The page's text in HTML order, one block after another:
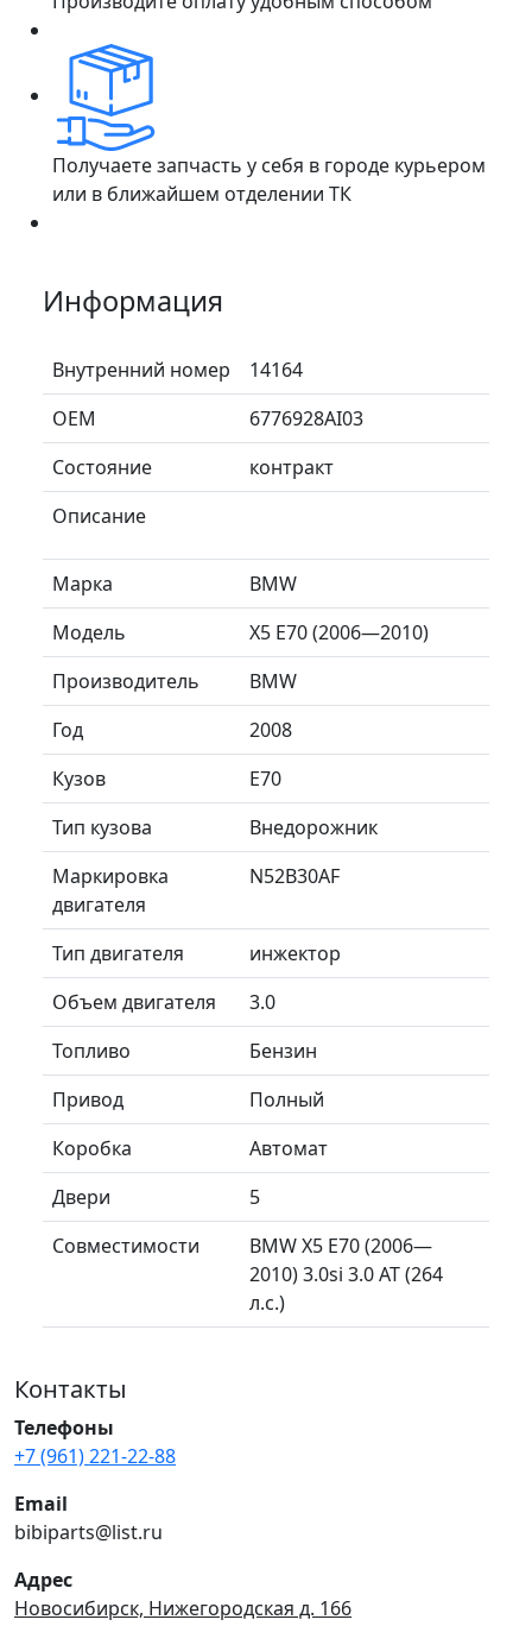
Получаете запчасть у себя в городе курьером
или в ближайшем отделении ТК
Информация
Внутренний номер
14164
ОЕМ
6776928AI03
Состояние
контракт
Описание
Марка
BMW
Модель
X5 E70 (2006—2010)
Производитель
BMW
Год
2008
Кузов
E70
Тип кузова
Внедорожник
Маркировка
двигателя
N52B30AF
Тип двигателя
инжектор
Объем двигателя
3.0
Топливо
Бензин
Привод
Полный
Коробка
Автомат
Двери
5
Совместимости
BMW X5 E70 (2006—
2010) 3.0si 3.0 AT (264
л.с.)
Контакты
Телефоны
+7 (961) 221-22-88
Email
bibiparts@list.ru
Адрес
Новосибирск, Нижегородская д. 166